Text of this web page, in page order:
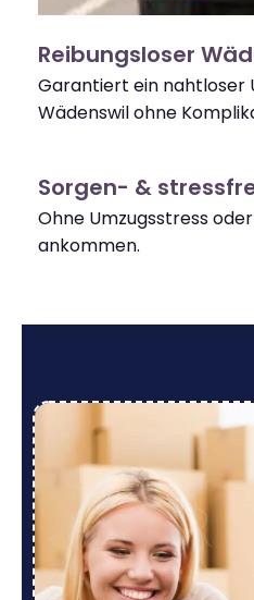
Reibungsloser
Garantiert ein nahtloser
Wädenswil ohne
Sorgen- &
Ohne Umzugsstress
ankommen.